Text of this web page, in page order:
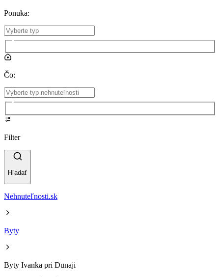
Ponuka:
Čo:
Filter
Hľadať
Nehnuteľnosti.sk
Byty
Byty Ivanka pri Dunaji